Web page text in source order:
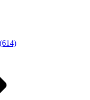
(614)